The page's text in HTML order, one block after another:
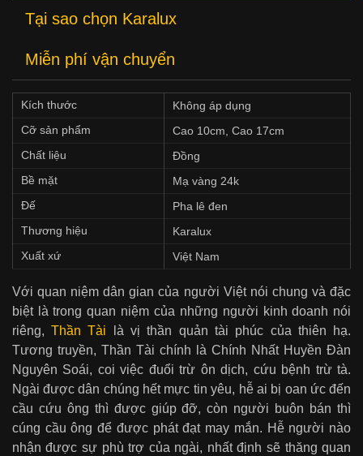
Tại sao chọn Karalux
Miễn phí vận chuyển
Kích thước
Không áp dụng
Cỡ sản phẩm
Cao 10cm, Cao 17cm
Chất liệu
Đồng
Bề mặt
Mạ vàng 24k
Đế
Pha lê đen
Thương hiệu
Karalux
Xuất xứ
Việt Nam
Với quan niệm dân gian của người Việt nói chung và đặc
biệt là trong quan niệm của những người kinh doanh nói
riêng,Thần Tài là vị thần quản tài phúc của thiên hạ.
Tương truyền, Thần Tài chính là Chính Nhất Huyền Đàn
Nguyên Soái, coi việc đuổi trừ ôn dịch, cứu bệnh trừ tà.
Ngài được dân chúng hết mực tin yêu, hễ ai bị oan ức đến
cầu cứu ông thì được giúp đỡ, còn người buôn bán thì
cúng cầu ông để được phát đạt may mắn. Hễ người nào
nhận được sự phù trợ của ngài, nhất định sẽ thăng quan